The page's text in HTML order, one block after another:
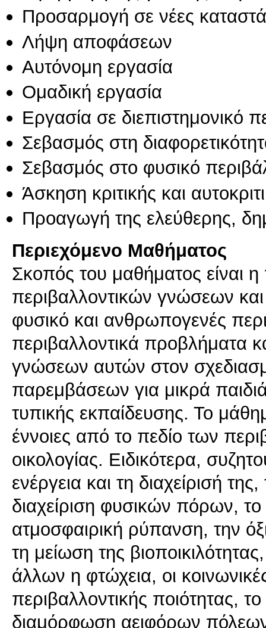
Προσαρμογή σε νέες
Λήψη αποφάσεων
Αυτόνομη εργασία
Ομαδική εργασία
Εργασία σε διεπιστημονικό
Σεβασμός στη
Σεβασμός στο φυσικό
Άσκηση κριτικής και
Προαγωγή της ελεύθερης,
Περιεχόμενο Μαθήματος
Σκοπός του μαθήματος είναι
περιβαλλοντικών γνώσεων
φυσικό και ανθρωπογενές
περιβαλλοντικά προβλήματα
γνώσεων αυτών στον
παρεμβάσεων για μικρά
τυπικής εκπαίδευσης. Το
έννοιες από το πεδίο των
οικολογίας. Ειδικότερα,
ενέργεια και τη διαχείρισή
διαχείριση φυσικών πόρων,
ατμοσφαιρική ρύπανση, την
τη μείωση της
άλλων η φτώχεια, οι
περιβαλλοντικής ποιότητας,
διαμόρφωση αειφόρων